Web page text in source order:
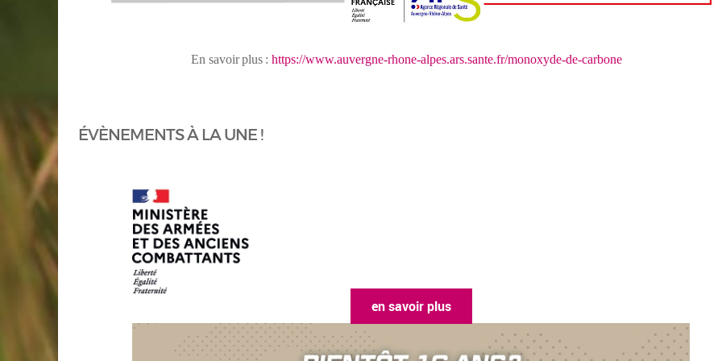
En savoir plus : https://www.auvergne-rhone-alpes.ars.sante.fr/monoxyde-de-carbone
ÉVÈNEMENTS À LA UNE !
en savoir plus